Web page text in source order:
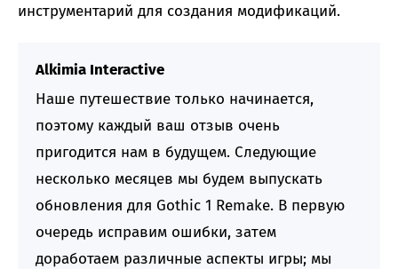
инструментарий для создания модификаций.
Alkimia Interactive
Наше путешествие только начинается,
поэтому каждый ваш отзыв очень
пригодится нам в будущем. Следующие
несколько месяцев мы будем выпускать
обновления для Gothic 1 Remake. В первую
очередь исправим ошибки, затем
доработаем различные аспекты игры; мы